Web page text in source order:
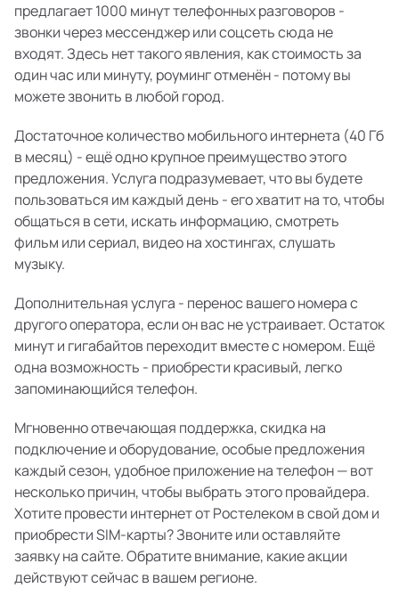
предлагает 1000 минут телефонных разговоров -
звонки через мессенджер или соцсеть сюда не
входят. Здесь нет такого явления, как стоимость за
один час или минуту, роуминг отменён - потому вы
можете звонить в любой город.
Достаточное количество мобильного интернета (40 Гб
в месяц) - ещё одно крупное преимущество этого
предложения. Услуга подразумевает, что вы будете
пользоваться им каждый день - его хватит на то, чтобы
общаться в сети, искать информацию, смотреть
фильм или сериал, видео на хостингах, слушать
музыку.
Дополнительная услуга - перенос вашего номера с
другого оператора, если он вас не устраивает. Остаток
минут и гигабайтов переходит вместе с номером. Ещё
одна возможность - приобрести красивый, легко
запоминающийся телефон.
Мгновенно отвечающая поддержка, скидка на
подключение и оборудование, особые предложения
каждый сезон, удобное приложение на телефон — вот
несколько причин, чтобы выбрать этого провайдера.
Хотите провести интернет от Ростелеком в свой дом и
приобрести SIM-карты? Звоните или оставляйте
заявку на сайте. Обратите внимание, какие акции
действуют сейчас в вашем регионе.